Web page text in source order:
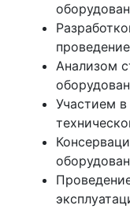
Анализом
Участием